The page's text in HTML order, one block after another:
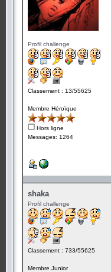
Profil challenge
Classement : 13/55625
Membre Héroïque
Hors ligne
Messages: 1264
shaka
Profil challenge
Classement : 733/55625
Membre Junior